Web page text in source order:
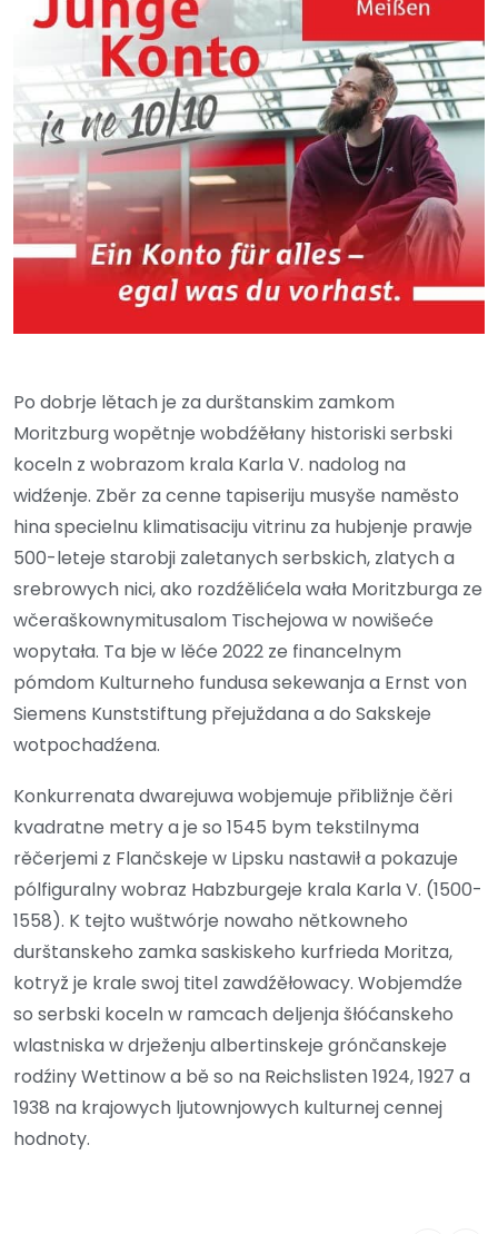
Po dobrje lětach je za durštanskim zamkom
Moritzburg wopětnje wobdźěłany historiski serbski
koceln z wobrazom krala Karla V. nadolog na
widźenje. Zběr za cenne tapiseriju musyše naměsto
hina specielnu klimatisaciju vitrinu za hubjenje prawje
500-leteje starobji zaletanych serbskich, zlatych a
srebrowych nici, ako rozdźělićela wała Moritzburga ze
wčeraškownymitusalom Tischejowa w nowišeće
wopytała. Ta bje w lěće 2022 ze financelnym
pómdom Kulturneho fundusa sekewanja a Ernst von
Siemens Kunststiftung přejuždana a do Sakskeje
wotpochadźena.
Konkurrenata dwarejuwa wobjemuje přibližnje čěri
kvadratne metry a je so 1545 bym tekstilnyma
rěčerjemi z Flančskeje w Lipsku nastawił a pokazuje
pólfiguralny wobraz Habzburgeje krala Karla V. (1500-
1558). K tejto wuštwórje nowaho nětkowneho
durštanskeho zamka saskiskeho kurfrieda Moritza,
kotryž je krale swoj titel zawdźěłowacy. Wobjemdźe
so serbski koceln w ramcach deljenja šłóćanskeho
wlastniska w drježenju albertinskeje grónčanskeje
rodźiny Wettinow a bě so na Reichslisten 1924, 1927 a
1938 na krajowych ljutownjowych kulturnej cennej
hodnoty.